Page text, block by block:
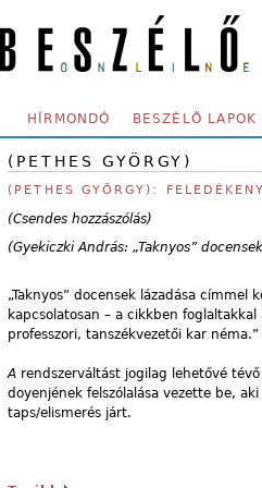
SECONDARY MENU
HÍRMONDÓ BESZÉLŐ LAPOK
(PETHES GYÖRGY)
(PETHES GYÖRGY):
(Csendes hozzászólás)
(Gyekiczki András: „Taknyos”
„Taknyos” docensek lázadása címmel
kapcsolatosan – a cikkben
professzori, tanszékvezetői kar néma.”
A rendszerváltást jogilag lehetővé
doyenjének felszólalása vezette be,
taps/elismerés járt.